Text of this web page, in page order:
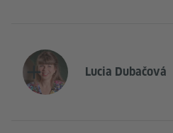
Lucia Dubačová